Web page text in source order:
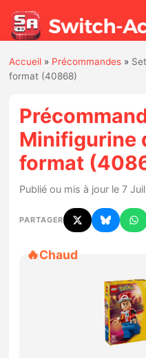
Actualités
Jeux
Hardware
Mises à jour
Nintendo Direct
Accueil » Précommandes »
format (40868)
Minifigurine
format
Publié ou mis à jour le 7
PARTAGER
🔥Chaud